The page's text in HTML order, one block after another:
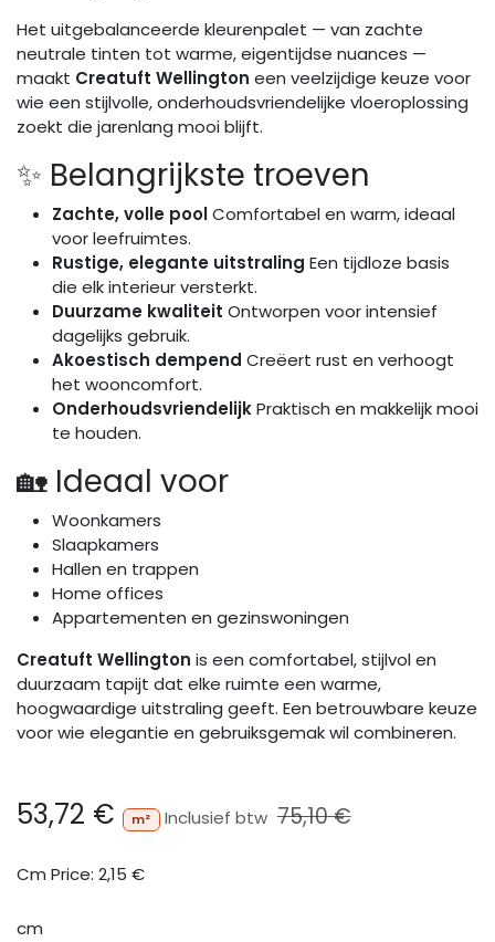
Het uitgebalanceerde kleurenpalet — van zachte
neutrale tinten tot warme, eigentijdse nuances —
maakt Creatuft Wellington een veelzijdige keuze voor
wie een stijlvolle, onderhoudsvriendelijke vloeroplossing
zoekt die jarenlang mooi blijft.
✨ Belangrijkste troeven
Zachte, volle poolComfortabel en warm, ideaal
voor leefruimtes.
Rustige, elegante uitstraling Een tijdloze basis
die elk interieur versterkt.
Duurzame kwaliteit Ontworpen voor intensief
dagelijks gebruik.
Akoestisch dempend Creëert rust en verhoogt
het wooncomfort.
OnderhoudsvriendelijkPraktisch en makkelijk mooi
te houden.
🏡 Ideaal voor
Woonkamers
Slaapkamers
Hallen en trappen
Home offices
Appartementen en gezinswoningen
Creatuft Wellington is een comfortabel, stijlvol en
duurzaam tapijt dat elke ruimte een warme,
hoogwaardige uitstraling geeft. Een betrouwbare keuze
voor wie elegantie en gebruiksgemak wil combineren.
53,72 € m² Inclusief btw 75,10€
Cm Price: 2,15 €
cm